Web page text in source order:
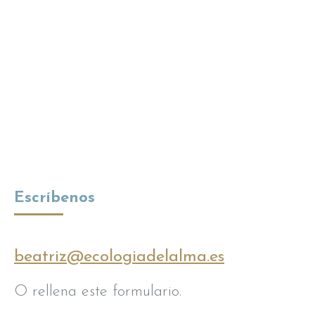
Escríbenos
beatriz@ecologiadelalma.es
O rellena este formulario.